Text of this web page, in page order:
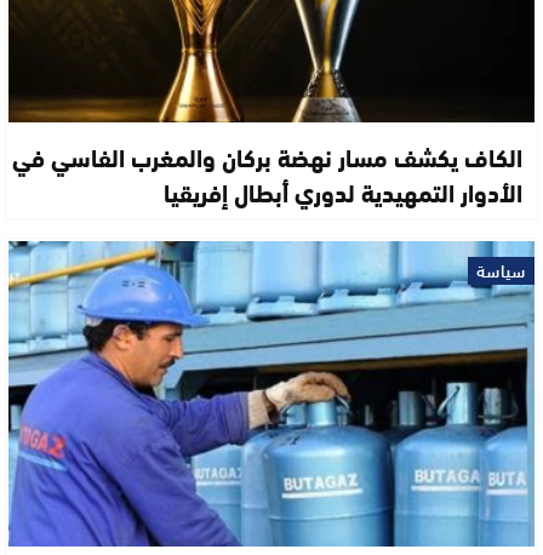
الكاف يكشف مسار نهضة بركان والمغرب الفاسي في
الأدوار التمهيدية لدوري أبطال إفريقيا
سياسة